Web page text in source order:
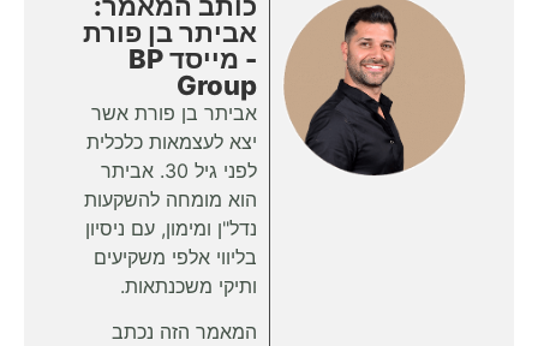
אביתר בן פורת
- מייסד BP
Group
אביתר בן פורת אשר
יצא לעצמאות כלכלית
לפני גיל 30. אביתר
הוא מומחה להשקעות
נדל"ן ומימון, עם ניסיון
בליווי אלפי משקיעים
ותיקי משכנתאות.
המאמר הזה נכתב